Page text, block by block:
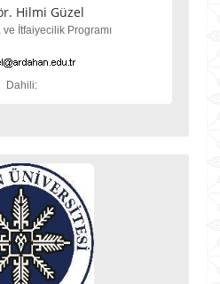
Hilmi Güzel
İtfaiyecilik Programı
Dahili: